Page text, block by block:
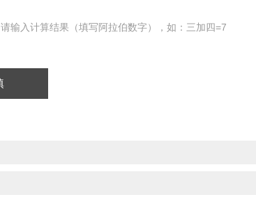
请输入计算结果（填写阿拉伯数字），如：三加四=7